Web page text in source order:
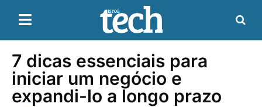
7 dicas essenciais para
iniciar um negócio e
expandi-lo a longo prazo